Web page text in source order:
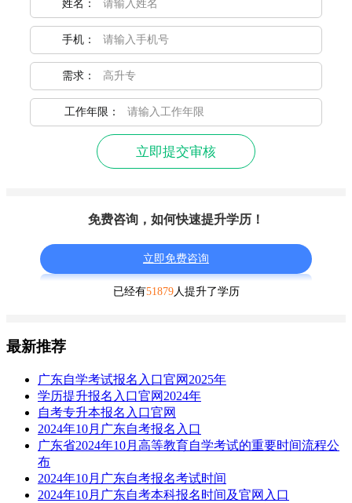
姓名：
手机：
需求：
工作年限：
立即提交审核
免费咨询，如何快速提升学历！
立即免费咨询
已经有51879人提升了学历
最新推荐
广东自学考试报名入口官网2025年
学历提升报名入口官网2024年
自考专升本报名入口官网
2024年10月广东自考报名入口
广东省2024年10月高等教育自学考试的重要时间流程公
布
2024年10月广东自考报名考试时间
2024年10月广东自考本科报名时间及官网入口